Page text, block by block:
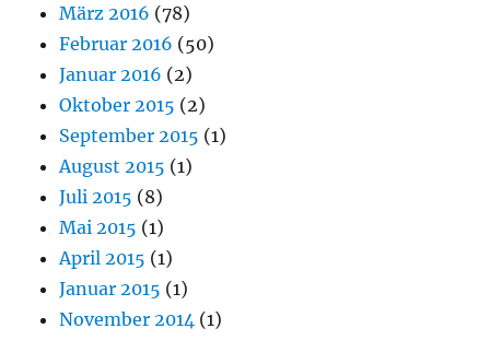
März 2016 (78)
Februar 2016 (50)
Januar 2016 (2)
Oktober 2015 (2)
September 2015 (1)
August 2015 (1)
Juli 2015 (8)
Mai 2015 (1)
April 2015 (1)
Januar 2015 (1)
November 2014 (1)